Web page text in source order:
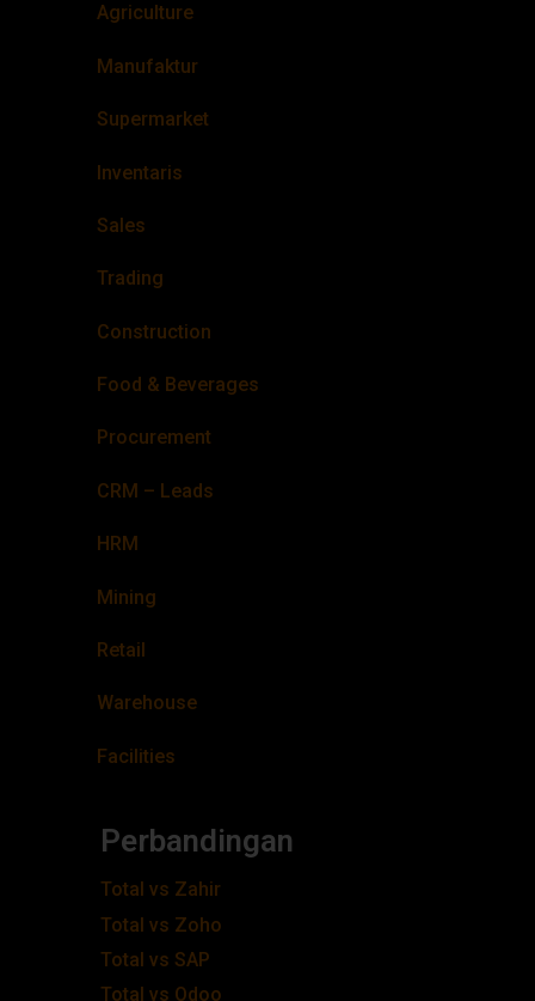
Agriculture
Manufaktur
Supermarket
Inventaris
Sales
Trading
Construction
Food & Beverages
Procurement
CRM – Leads
HRM
Mining
Retail
Warehouse
Facilities
Perbandingan
Total vs Zahir
Total vs Zoho
Total vs SAP
Total vs Odoo